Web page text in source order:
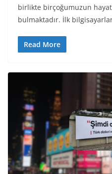
birlikte birçoğumuzun
bulmaktadır. İlk
Read More